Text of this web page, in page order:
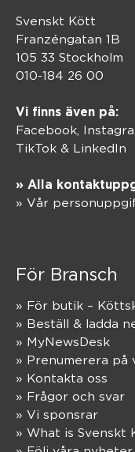
Svenskt Kött
Franzéngatan 1B
105 33 Stockholm
010-184 26 00
Vi finns även på:
Facebook,
TikTok & LinkedIn
» Alla
» Vår
För Bransch
» För butik –
» Beställ & ladda
» MyNewsDesk
» Prenumerera på
» Kontakta oss
» Frågor och svar
» Vi sponsrar
» What is Svenskt